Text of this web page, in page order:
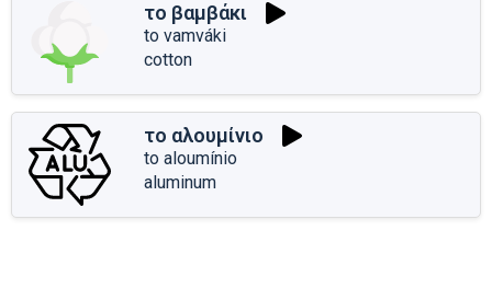
το βαμβάκι
to vamváki
cotton
το αλουμίνιο
to aloumínio
aluminum